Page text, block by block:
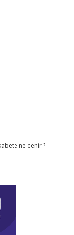
ne denir ?